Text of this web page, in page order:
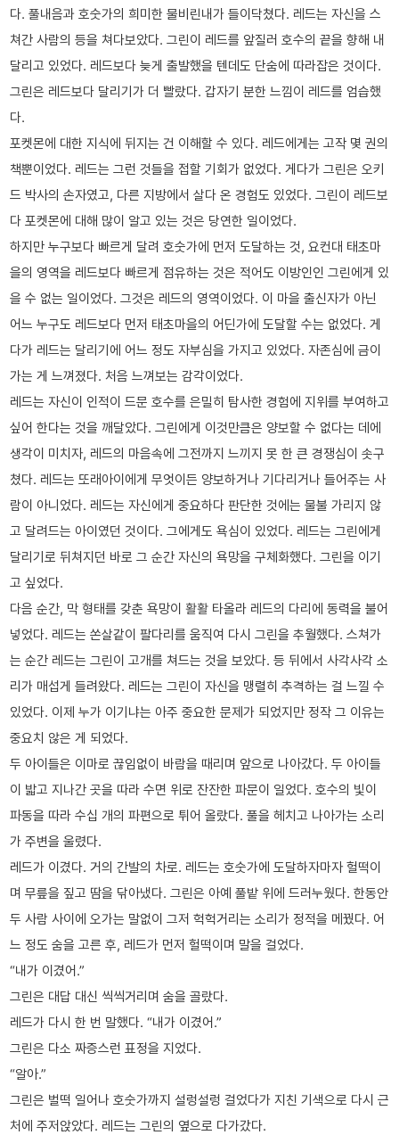
다. 풀내음과 호숫가의 희미한 물비린내가 들이닥쳤다. 레드는 자신을 스
쳐간 사람의 등을 쳐다보았다. 그린이 레드를 앞질러 호수의 끝을 향해 내
달리고 있었다. 레드보다 늦게 출발했을 텐데도 단숨에 따라잡은 것이다.
그린은 레드보다 달리기가 더 빨랐다. 갑자기 분한 느낌이 레드를 엄습했
다.
포켓몬에 대한 지식에 뒤지는 건 이해할 수 있다. 레드에게는 고작 몇 권의
책뿐이었다. 레드는 그런 것들을 접할 기회가 없었다. 게다가 그린은 오키
드 박사의 손자였고, 다른 지방에서 살다 온 경험도 있었다. 그린이 레드보
다 포켓몬에 대해 많이 알고 있는 것은 당연한 일이었다.
하지만 누구보다 빠르게 달려 호숫가에 먼저 도달하는 것, 요컨대 태초마
을의 영역을 레드보다 빠르게 점유하는 것은 적어도 이방인인 그린에게 있
을 수 없는 일이었다. 그것은 레드의 영역이었다. 이 마을 출신자가 아닌
어느 누구도 레드보다 먼저 태초마을의 어딘가에 도달할 수는 없었다. 게
다가 레드는 달리기에 어느 정도 자부심을 가지고 있었다. 자존심에 금이
가는 게 느껴졌다. 처음 느껴보는 감각이었다.
레드는 자신이 인적이 드문 호수를 은밀히 탐사한 경험에 지위를 부여하고
싶어 한다는 것을 깨달았다. 그린에게 이것만큼은 양보할 수 없다는 데에
생각이 미치자, 레드의 마음속에 그전까지 느끼지 못 한 큰 경쟁심이 솟구
쳤다. 레드는 또래아이에게 무엇이든 양보하거나 기다리거나 들어주는 사
람이 아니었다. 레드는 자신에게 중요하다 판단한 것에는 물불 가리지 않
고 달려드는 아이였던 것이다. 그에게도 욕심이 있었다. 레드는 그린에게
달리기로 뒤쳐지던 바로 그 순간 자신의 욕망을 구체화했다. 그린을 이기
고 싶었다.
다음 순간, 막 형태를 갖춘 욕망이 활활 타올라 레드의 다리에 동력을 불어
넣었다. 레드는 쏜살같이 팔다리를 움직여 다시 그린을 추월했다. 스쳐가
는 순간 레드는 그린이 고개를 쳐드는 것을 보았다. 등 뒤에서 사각사각 소
리가 매섭게 들려왔다. 레드는 그린이 자신을 맹렬히 추격하는 걸 느낄 수
있었다. 이제 누가 이기냐는 아주 중요한 문제가 되었지만 정작 그 이유는
중요치 않은 게 되었다.
두 아이들은 이마로 끊임없이 바람을 때리며 앞으로 나아갔다. 두 아이들
이 밟고 지나간 곳을 따라 수면 위로 잔잔한 파문이 일었다. 호수의 빛이
파동을 따라 수십 개의 파편으로 튀어 올랐다. 풀을 헤치고 나아가는 소리
가 주변을 울렸다.
레드가 이겼다. 거의 간발의 차로. 레드는 호숫가에 도달하자마자 헐떡이
며 무릎을 짚고 땀을 닦아냈다. 그린은 아예 풀밭 위에 드러누웠다. 한동안
두 사람 사이에 오가는 말없이 그저 헉헉거리는 소리가 정적을 메꿨다. 어
느 정도 숨을 고른 후, 레드가 먼저 헐떡이며 말을 걸었다.
“내가 이겼어.”
그린은 대답 대신 씩씩거리며 숨을 골랐다.
레드가 다시 한 번 말했다. “내가 이겼어.”
그린은 다소 짜증스런 표정을 지었다.
“알아.”
그린은 벌떡 일어나 호숫가까지 설렁설렁 걸었다가 지친 기색으로 다시 근
처에 주저앉았다. 레드는 그린의 옆으로 다가갔다.